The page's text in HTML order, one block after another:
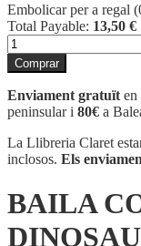
Embolicar per a regal (
Total Payable: 13,50 €
quantitat
de
BAILA
CON
LOS
DINOSAURIOS
Comprar
Enviament gratuït en
peninsular i 80€ a
La Llibreria Claret
inclosos. Els
BAILA